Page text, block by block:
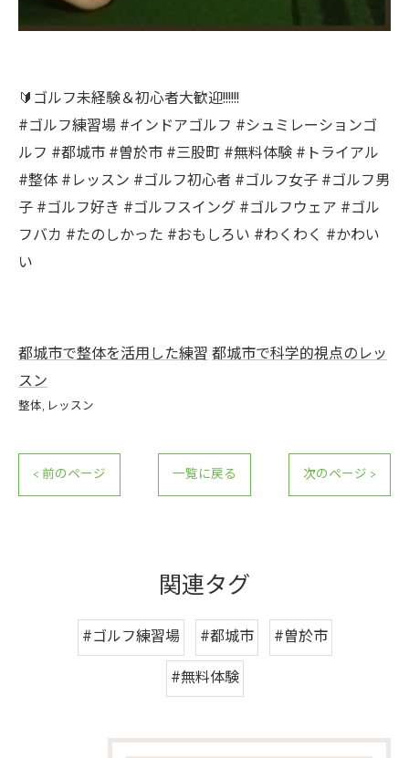
🔰ゴルフ未経験＆初心者大歓迎!!!!!!
#ゴルフ練習場 #インドアゴルフ #シュミレーションゴ
ルフ #都城市 #曽於市 #三股町 #無料体験 #トライアル
#整体 #レッスン #ゴルフ初心者 #ゴルフ女子 #ゴルフ男
子 #ゴルフ好き #ゴルフスイング #ゴルフウェア #ゴル
フバカ #たのしかった #おもしろい #わくわく #かわい
い
都城市で整体を活用した練習都城市で科学的視点のレッ
スン
整体 レッスン
< 前のページ 一覧に戻る 次のページ >
関連タグ
#ゴルフ練習場 #都城市
#曽於市
#無料体験